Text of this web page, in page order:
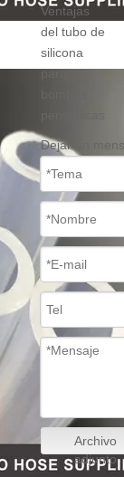
Ventajas
del tubo de
silicona
para
Dejar un
Archivo
adjunto